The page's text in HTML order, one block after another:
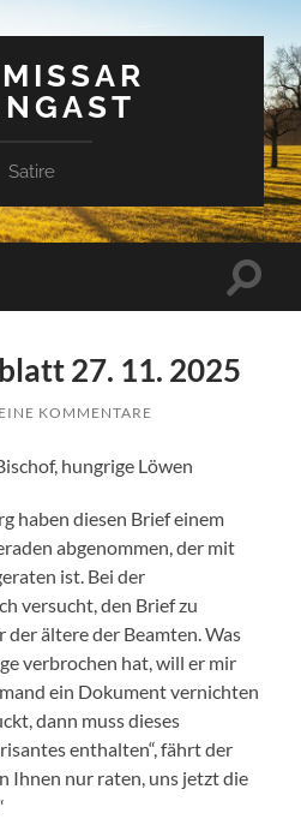
Satire
27. 11. 2025
KOMMENTARE
hungrige Löwen
haben diesen Brief einem
abgenommen, der mit
ist. Bei der
versucht, den Brief zu
der ältere der Beamten. Was
verbrochen hat, will er mir
ein Dokument vernichten
dann muss dieses
enthalten“, fährt der
Ihnen nur raten, uns jetzt die